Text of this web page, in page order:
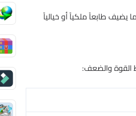
يضيف طابعاً ملكياً أو خيالياً
القوة والضعف: